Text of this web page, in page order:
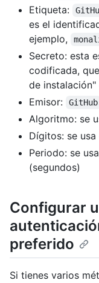
Etiqueta:
es el
ejemplo,
Secreto: esta
codificada,
de
Emisor:
GitHub
Algoritmo: se
Dígitos: se
Periodo: se
(segundos)
Configurar
preferido
Si tienes varios